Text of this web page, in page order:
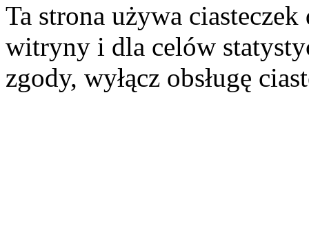
Ta strona używa
witryny i dla celów
zgody, wyłącz obsługę